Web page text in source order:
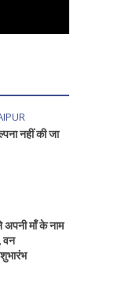
नहीं की जा
अपनी माँ के नाम
वन